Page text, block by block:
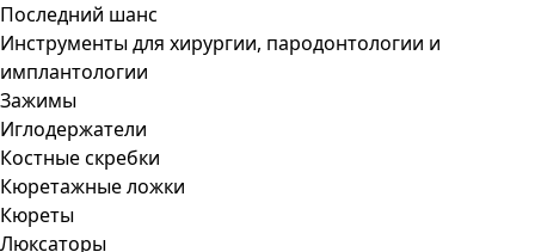
Последний шанс
Инструменты для хирургии, пародонтологии и
имплантологии
Зажимы
Иглодержатели
Костные скребки
Кюретажные ложки
Кюреты
Люксаторы